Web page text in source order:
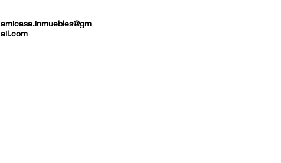
amicasa.inmuebles@gm
ail.com